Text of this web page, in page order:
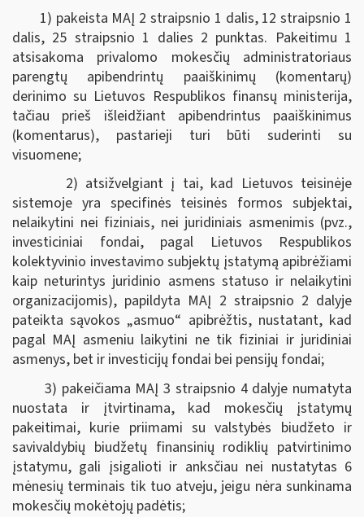
1) pakeista MAĮ 2 straipsnio 1 dalis, 12 straipsnio 1
dalis, 25 straipsnio 1 dalies 2 punktas. Pakeitimu 1
atsisakoma privalomo mokesčių administratoriaus
parengtų apibendrintų paaiškinimų (komentarų)
derinimo su Lietuvos Respublikos finansų ministerija,
tačiau prieš išleidžiant apibendrintus paaiškinimus
(komentarus), pastarieji turi būti suderinti su
visuomene;
2) atsižvelgiant į tai, kad Lietuvos teisinėje
sistemoje yra specifinės teisinės formos subjektai,
nelaikytini nei fiziniais, nei juridiniais asmenimis (pvz.,
investiciniai fondai, pagal Lietuvos Respublikos
kolektyvinio investavimo subjektų įstatymą apibrėžiami
kaip neturintys juridinio asmens statuso ir nelaikytini
organizacijomis), papildyta MAĮ 2 straipsnio 2 dalyje
pateikta sąvokos „asmuo“ apibrėžtis, nustatant, kad
pagal MAĮ asmeniu laikytini ne tik fiziniai ir juridiniai
asmenys, bet ir investicijų fondai bei pensijų fondai;
3) pakeičiama MAĮ 3 straipsnio 4 dalyje numatyta
nuostata ir įtvirtinama, kad mokesčių įstatymų
pakeitimai, kurie priimami su valstybės biudžeto ir
savivaldybių biudžetų finansinių rodiklių patvirtinimo
įstatymu, gali įsigalioti ir anksčiau nei nustatytas 6
mėnesių terminais tik tuo atveju, jeigu nėra sunkinama
mokesčių mokėtojų padėtis;